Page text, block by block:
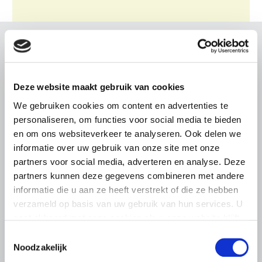
Deze website maakt gebruik van cookies
We gebruiken cookies om content en advertenties te
personaliseren, om functies voor social media te bieden
en om ons websiteverkeer te analyseren. Ook delen we
informatie over uw gebruik van onze site met onze
partners voor social media, adverteren en analyse. Deze
partners kunnen deze gegevens combineren met andere
informatie die u aan ze heeft verstrekt of die ze hebben
verzameld op basis van uw gebruik van hun services. U
Noodzakelijk
Gerelateerd nieuws